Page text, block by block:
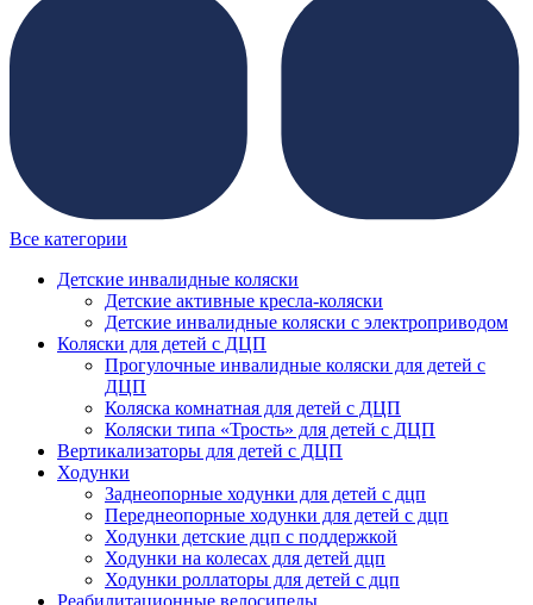
Все категории
Детские инвалидные коляски
Детские активные кресла-коляски
Детские инвалидные коляски с электроприводом
Коляски для детей с ДЦП
Прогулочные инвалидные коляски для детей с
ДЦП
Коляска комнатная для детей с ДЦП
Коляски типа «Трость» для детей с ДЦП
Вертикализаторы для детей с ДЦП
Ходунки
Заднеопорные ходунки для детей с дцп
Переднеопорные ходунки для детей с дцп
Ходунки детские дцп с поддержкой
Ходунки на колесах для детей дцп
Ходунки роллаторы для детей с дцп
Реабилитационные велосипеды